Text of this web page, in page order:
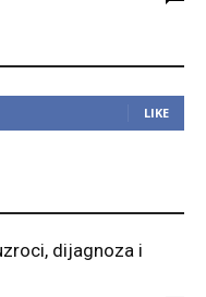
LIKE
dijagnoza i